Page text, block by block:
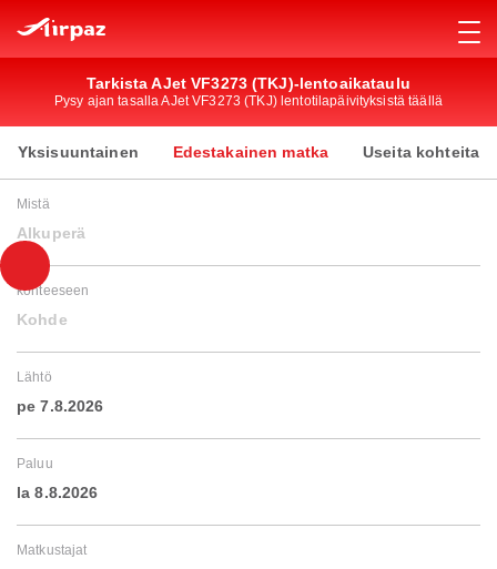
Tarkista AJet VF3273 (TKJ)-lentoaikataulu
Pysy ajan tasalla AJet VF3273 (TKJ) lentotilapäivityksistä täällä
Yksisuuntainen Edestakainen matka Useita kohteita
Mistä
Alkuperä
kohteeseen
Kohde
Lähtö
pe 7.8.2026
Paluu
la 8.8.2026
Matkustajat